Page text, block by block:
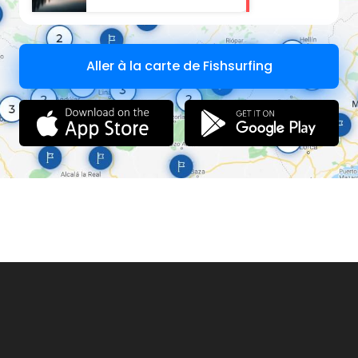
Aller à la carte de Fishsurfing